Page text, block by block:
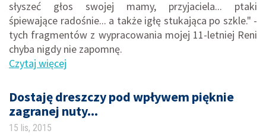
słyszeć głos swojej mamy, przyjaciela... ptaki
śpiewające radośnie... a także igłę stukająca po szkle." -
tych fragmentów z wypracowania mojej 11-letniej Reni
chyba nigdy nie zapomnę.
Czytaj więcej
Dostaję dreszczy pod wpływem pięknie
zagranej nuty...
15 lis, 2015